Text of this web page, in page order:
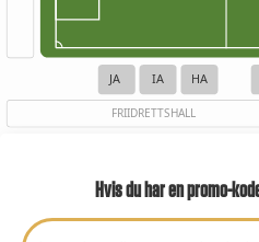
IA HA
JA
FRIIDRETTSHALL
Hvis du har en promo-